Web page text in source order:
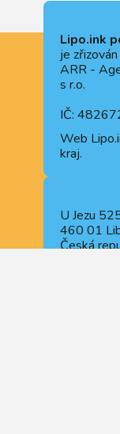
Lipo.ink
je zřizován
ARR -
s r.o.
IČ:
Web
kraj.
U Jezu
460 01
Česká